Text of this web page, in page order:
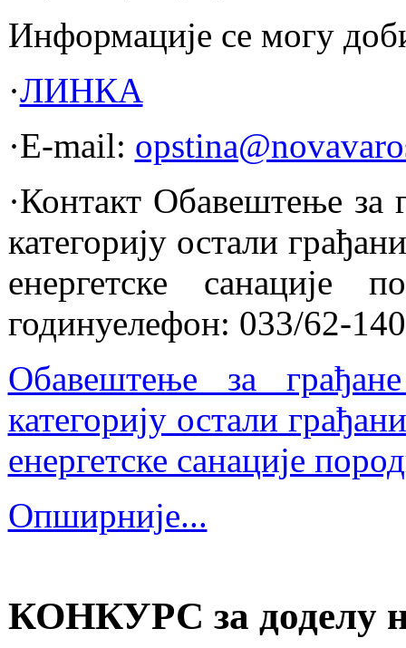
Информације се могу
·ЛИНКА
·E-mail:
·Контакт Обавештење за
категорију остали
енергетске
годинуелефон: 033/62-140
Обавештење за
категорију остали
енергетске санације
Опширније...
КОНКУРС за доделу